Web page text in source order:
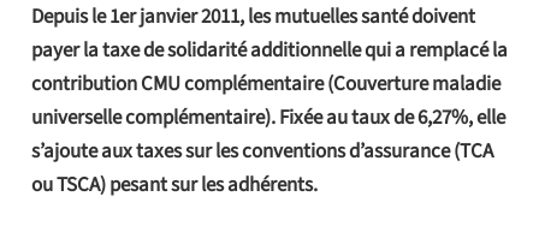
Depuis le 1er janvier 2011, les mutuelles santé doivent
payer la taxe de solidarité additionnelle qui a remplacé la
contribution CMU complémentaire (Couverture maladie
universelle complémentaire). Fixée au taux de 6,27%, elle
s’ajoute aux taxes sur les conventions d’assurance (TCA
ou TSCA) pesant sur les adhérents.